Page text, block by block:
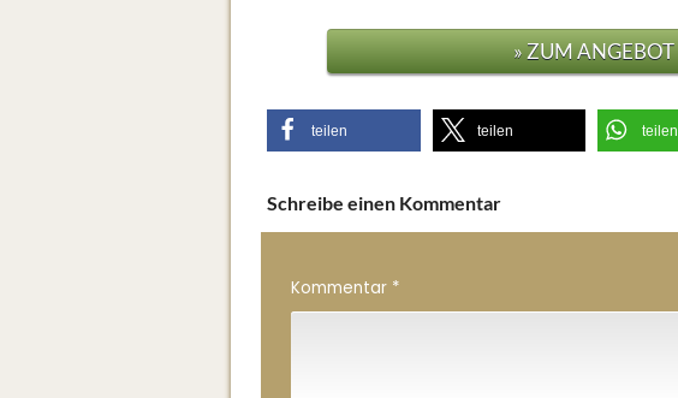
» ZUM ANGEBOT
teilen teilen teilen
Schreibe einen Kommentar
Kommentar *